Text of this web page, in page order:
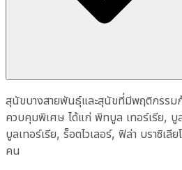
สุนัขบางสายพันธุ์และสุนัขที่มีพฤติกรรมก้
ควบคุมพิเศษ ได้แก่ พิทบูล เทอร์เรีย, บู
บูลเทอร์เรีย, ร็อตไวเลอร์, ฟิล่า บราซิเลี
คน